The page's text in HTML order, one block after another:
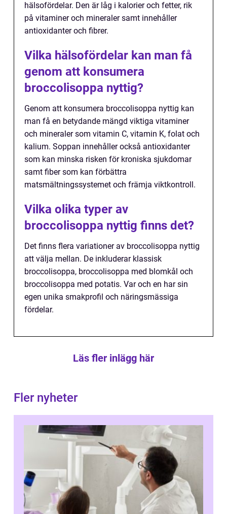
hälsofördelar. Den är låg i kalorier och fetter, rik
på vitaminer och mineraler samt innehåller
antioxidanter och fibrer.
Vilka hälsofördelar kan man få
genom att konsumera
broccolisoppa nyttig?
Genom att konsumera broccolisoppa nyttig kan
man få en betydande mängd viktiga vitaminer
och mineraler som vitamin C, vitamin K, folat och
kalium. Soppan innehåller också antioxidanter
som kan minska risken för kroniska sjukdomar
samt fiber som kan förbättra
matsmältningssystemet och främja viktkontroll.
Vilka olika typer av
broccolisoppa nyttig finns det?
Det finns flera variationer av broccolisoppa nyttig
att välja mellan. De inkluderar klassisk
broccolisoppa, broccolisoppa med blomkål och
broccolisoppa med potatis. Var och en har sin
egen unika smakprofil och näringsmässiga
fördelar.
Läs fler inlägg här
Fler nyheter